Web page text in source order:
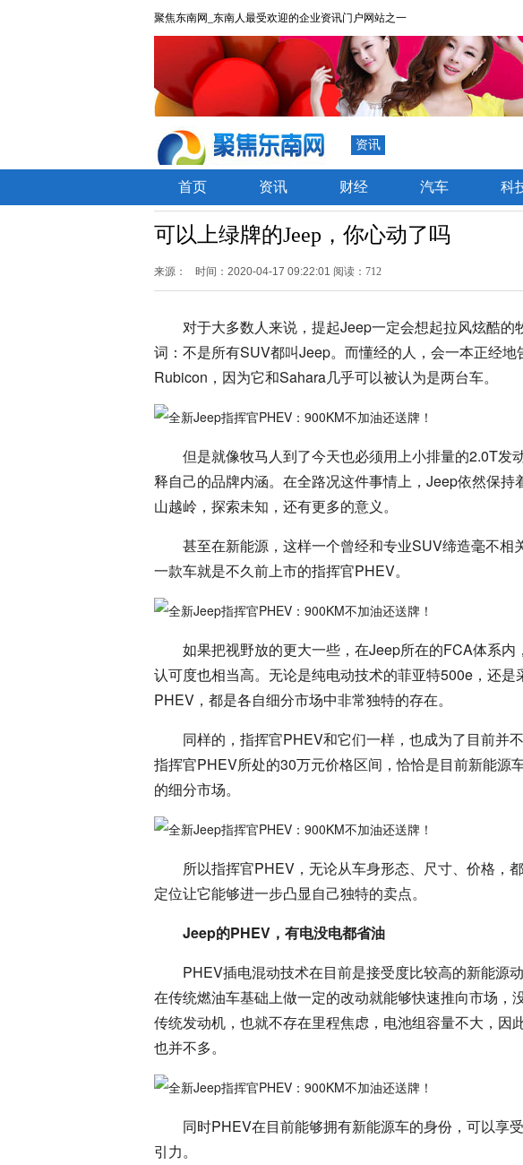
聚焦东南网_东南人最受欢迎的企业资讯门户网站之一
资讯
首页 资讯 财经 汽车 科
可以上绿牌的Jeep，你心动了吗
来源： 时间：2020-04-17 09:22:01 阅读：712
对于大多数人来说，提起Jeep一定会想起拉风炫酷
词：不是所有SUV都叫Jeep。而懂经的人，会一本正经
Rubicon，因为它和Sahara几乎可以被认为是两台车。
但是就像牧马人到了今天也必须用上小排量的2.0T发
释自己的品牌内涵。在全路况这件事情上，Jeep依然保
山越岭，探索未知，还有更多的意义。
甚至在新能源，这样一个曾经和专业SUV缔造毫不
一款车就是不久前上市的指挥官PHEV。
如果把视野放的更大一些，在Jeep所在的FCA体系
认可度也相当高。无论是纯电动技术的菲亚特500e，还
PHEV，都是各自细分市场中非常独特的存在。
同样的，指挥官PHEV和它们一样，也成为了目前并
指挥官PHEV所处的30万元价格区间，恰恰是目前新能源
的细分市场。
所以指挥官PHEV，无论从车身形态、尺寸、价格，
定位让它能够进一步凸显自己独特的卖点。
Jeep的PHEV，有电没电都省油
PHEV插电混动技术在目前是接受度比较高的新能源
在传统燃油车基础上做一定的改动就能够快速推向市场，
传统发动机，也就不存在里程焦虑，电池组容量不大，因
也并不多。
同时PHEV在目前能够拥有新能源车的身份，可以享
引力。